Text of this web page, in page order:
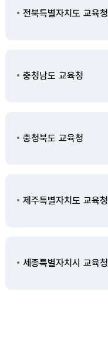
전북특별자치도 교육청
충청남도 교육청
충청북도 교육청
제주특별자치도 교육청
세종특별자치시 교육청